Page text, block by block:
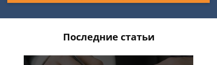
Последние статьи